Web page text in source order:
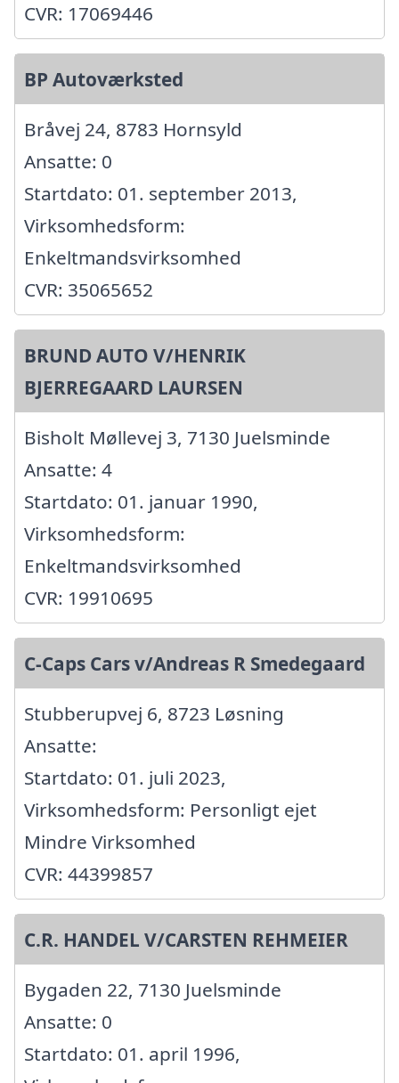
CVR: 17069446
BP Autoværksted
Bråvej 24, 8783 Hornsyld
Ansatte: 0
Startdato: 01. september 2013,
Virksomhedsform:
Enkeltmandsvirksomhed
CVR: 35065652
BRUND AUTO V/HENRIK
BJERREGAARD LAURSEN
Bisholt Møllevej 3, 7130 Juelsminde
Ansatte: 4
Startdato: 01. januar 1990,
Virksomhedsform:
Enkeltmandsvirksomhed
CVR: 19910695
C-Caps Cars v/Andreas R Smedegaard
Stubberupvej 6, 8723 Løsning
Ansatte:
Startdato: 01. juli 2023,
Virksomhedsform: Personligt ejet
Mindre Virksomhed
CVR: 44399857
C.R. HANDEL V/CARSTEN REHMEIER
Bygaden 22, 7130 Juelsminde
Ansatte: 0
Startdato: 01. april 1996,